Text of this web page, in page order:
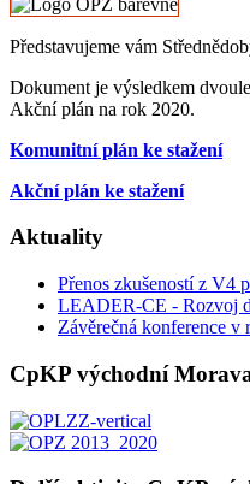
Představujeme vám
Dokument je výsledkem
Akční plán na rok 2020.
Komunitní plán ke stažení
Akční plán ke stažení
Aktuality
Přenos zkušeností z V4
LEADER-CE - Rozvoj
Závěrečná konference
CpKP východní